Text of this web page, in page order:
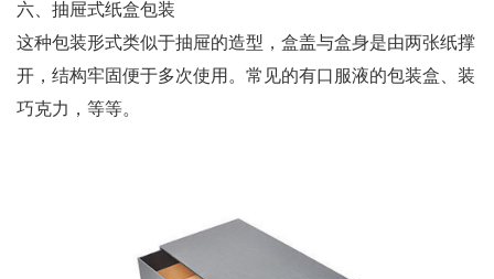
六、抽屉式纸盒包装
这种包装形式类似于抽屉的造型，盒盖与盒身是由两张纸撑
开，结构牢固便于多次使用。常见的有口服液的包装盒、装
巧克力，等等。